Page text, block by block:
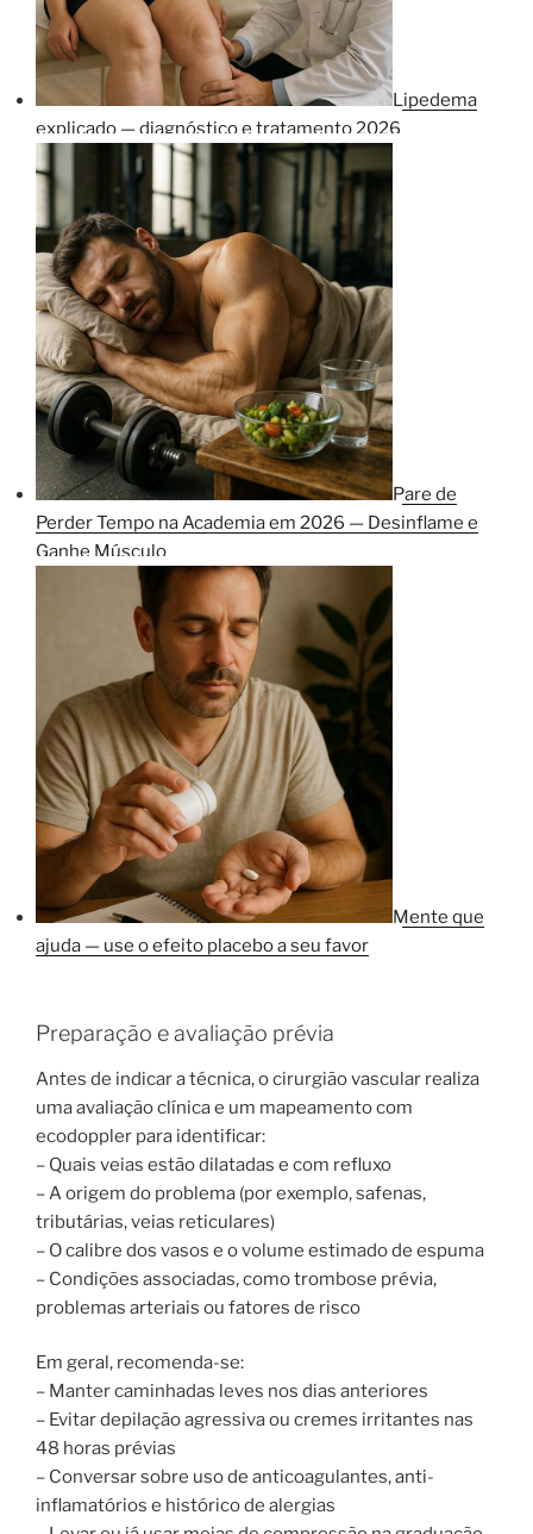
Lipedema
explicado — diagnóstico e tratamento 2026
Pare de
Perder Tempo na Academia em 2026 — Desinflame e
Ganhe Músculo
Mente que
ajuda — use o efeito placebo a seu favor
Preparação e avaliação prévia
Antes de indicar a técnica, o cirurgião vascular realiza
uma avaliação clínica e um mapeamento com
ecodoppler para identificar:
– Quais veias estão dilatadas e com refluxo
– A origem do problema (por exemplo, safenas,
tributárias, veias reticulares)
– O calibre dos vasos e o volume estimado de espuma
– Condições associadas, como trombose prévia,
problemas arteriais ou fatores de risco
Em geral, recomenda-se:
– Manter caminhadas leves nos dias anteriores
– Evitar depilação agressiva ou cremes irritantes nas
48 horas prévias
– Conversar sobre uso de anticoagulantes, anti-
inflamatórios e histórico de alergias